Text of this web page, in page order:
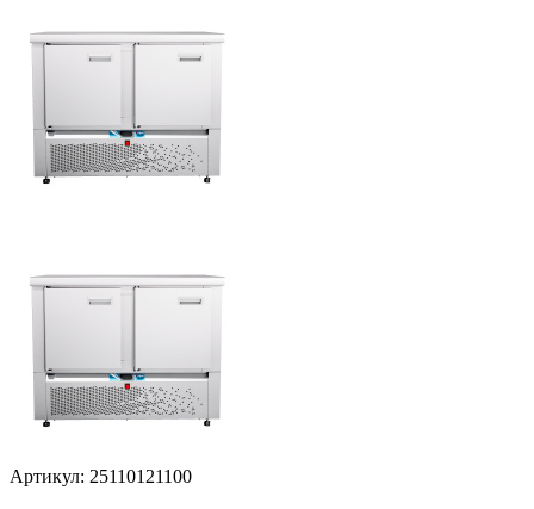
Артикул: 25110121100